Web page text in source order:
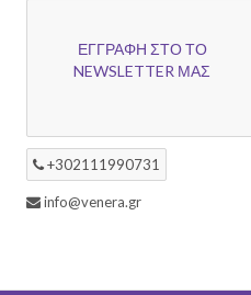
ΕΓΓΡΑΦΗ ΣΤΟ ΤΟ
NEWSLETTER ΜΑΣ
+302111990731
info@venera.gr